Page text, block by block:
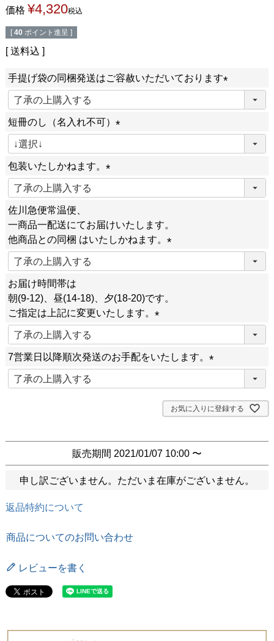
価格 ¥4,320税込
[ 40 ポイント進呈 ]
送料込
手提げ袋の同梱発送はご容赦いただいております
必
短冊のし（名入れ不可）
必
包装いたしかねます。
必
)
佐川急便常温便、
一商品一配送にてお届けいたします。
他商品との同梱 はいたしかねます。
必
)
お届け時間帯は
朝(9-12)、昼(14-18)、夕(18-20)です。
ご指定は上記に変更いたします。
必
須
7営業日以降順次発送のお手配をいたします。
必
須
)
お気に入りに登録する
販売期間 2021/01/07 10:00 〜
申し訳ございません。ただいま在庫がございません。
返品特約について
商品についてのお問い合わせ
レビューを書く